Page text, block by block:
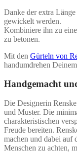
Danke der extra
gewickelt werden.
Kombiniere ihn zu
zu betonen.
Mit den Gürteln von
handumdrehen
Handgemacht
Die Designerin
und Muster. Die
charakteristischen
Freude bereiten.
machen und dabei auf
Menschen zu achten,